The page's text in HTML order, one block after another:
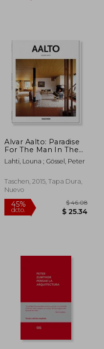
45%
dcto.
dcto.
Alvar Aalto: Paradise
For The Man In The
Street (en Inglés)
Lahti, Louna ; Gössel, Peter
Taschen, 2015, Tapa Dura,
Nuevo